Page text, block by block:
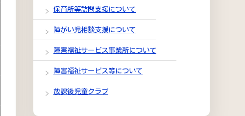
保育所等訪問支援について
障がい児相談支援について
障害福祉サービス事業所について
障害福祉サービス等について
放課後児童クラブ